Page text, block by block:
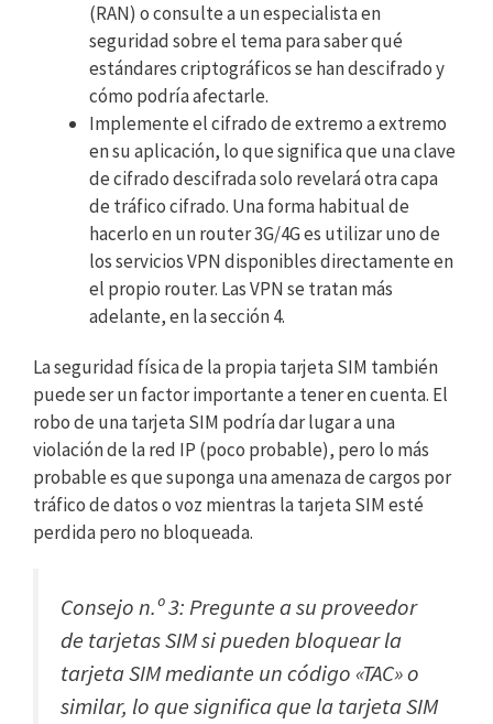
(RAN) o consulte a un especialista en
seguridad sobre el tema para saber qué
estándares criptográficos se han descifrado y
cómo podría afectarle.
Implemente el cifrado de extremo a extremo
en su aplicación, lo que significa que una clave
de cifrado descifrada solo revelará otra capa
de tráfico cifrado. Una forma habitual de
hacerlo en un router 3G/4G es utilizar uno de
los servicios VPN disponibles directamente en
el propio router. Las VPN se tratan más
adelante, en la sección 4.
La seguridad física de la propia tarjeta SIM también
puede ser un factor importante a tener en cuenta. El
robo de una tarjeta SIM podría dar lugar a una
violación de la red IP (poco probable), pero lo más
probable es que suponga una amenaza de cargos por
tráfico de datos o voz mientras la tarjeta SIM esté
perdida pero no bloqueada.
Consejo n.º 3: Pregunte a su proveedor
de tarjetas SIM si pueden bloquear la
tarjeta SIM mediante un código «TAC» o
similar, lo que significa que la tarjeta SIM